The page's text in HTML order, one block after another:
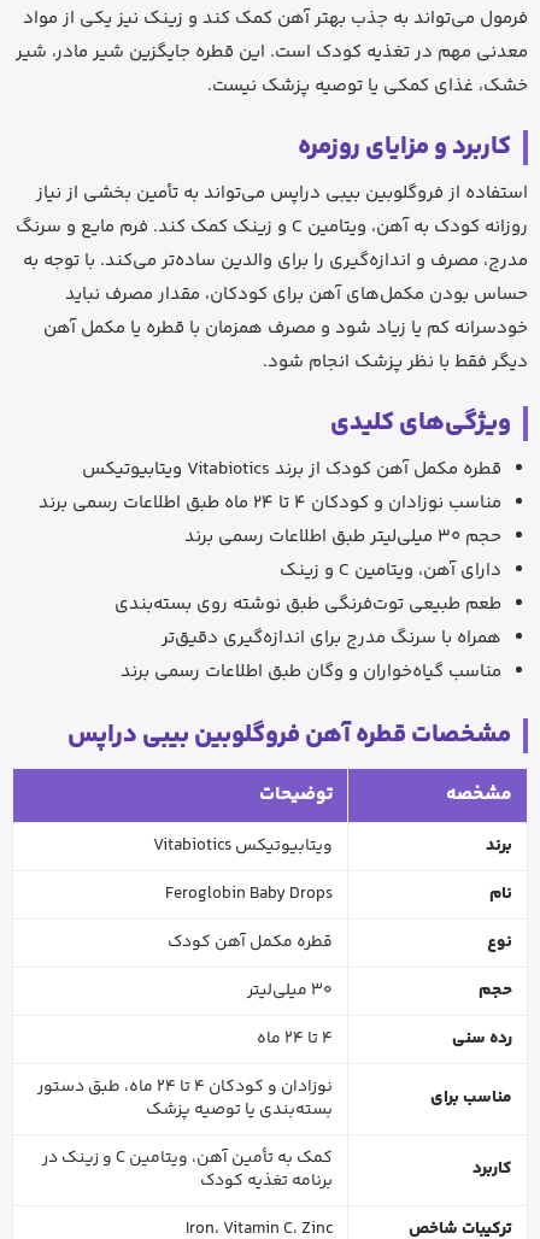
فرمول می‌تواند به جذب بهتر آهن کمک کند و زینک نیز یکی از مواد
معدنی مهم در تغذیه کودک است. این قطره جایگزین شیر مادر، شیر
خشک، غذای کمکی یا توصیه پزشک نیست.
کاربرد و مزایای روزمره
استفاده از فروگلوبین بیبی دراپس می‌تواند به تأمین بخشی از نیاز
روزانه کودک به آهن، ویتامین C و زینک کمک کند. فرم مایع و سرنگ
مدرج، مصرف و اندازه‌گیری را برای والدین ساده‌تر می‌کند. با توجه به
حساس بودن مکمل‌های آهن برای کودکان، مقدار مصرف نباید
خودسرانه کم یا زیاد شود و مصرف همزمان با قطره یا مکمل آهن
دیگر فقط با نظر پزشک انجام شود.
ویژگی‌های کلیدی
قطره مکمل آهن کودک از برند Vitabiotics ویتابیوتیکس
مناسب نوزادان و کودکان 4 تا 24 ماه طبق اطلاعات رسمی برند
حجم 30 میلی‌لیتر طبق اطلاعات رسمی برند
دارای آهن، ویتامین C و زینک
طعم طبیعی توت‌فرنگی طبق نوشته روی بسته‌بندی
همراه با سرنگ مدرج برای اندازه‌گیری دقیق‌تر
مناسب گیاه‌خواران و وگان طبق اطلاعات رسمی برند
مشخصات قطره آهن فروگلوبین بیبی دراپس
مشخصه توضیحات
برند
ویتابیوتیکس Vitabiotics
نام
Feroglobin Baby Drops
نوع
قطره مکمل آهن کودک
حجم
30 میلی‌لیتر
رده سنی
4 تا 24 ماه
مناسب برای
نوزادان و کودکان 4 تا 24 ماه، طبق دستور
بسته‌بندی یا توصیه پزشک
کاربرد
کمک به تأمین آهن، ویتامین C و زینک در
برنامه تغذیه کودک
ترکیبات شاخص
Iron، Vitamin C، Zinc